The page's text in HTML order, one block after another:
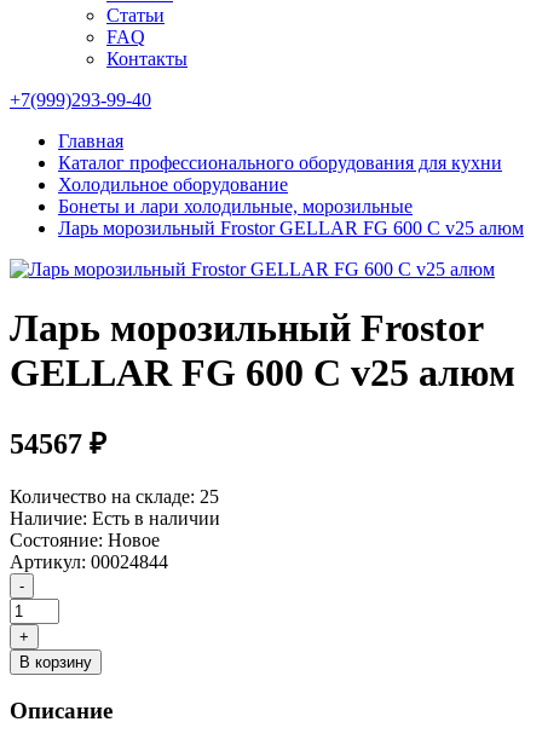
Статьи
FAQ
Контакты
+7(999)293-99-40
Главная
Каталог профессионального оборудования для кухни
Холодильное оборудование
Бонеты и лари холодильные, морозильные
Ларь морозильный Frostor GELLAR FG 600 C v25 алюм
Ларь морозильный Frostor
GELLAR FG 600 C v25 алюм
54567 ₽
Количество на складе: 25
Наличие: Есть в наличии
Состояние: Новое
Артикул: 00024844
В корзину
Описание